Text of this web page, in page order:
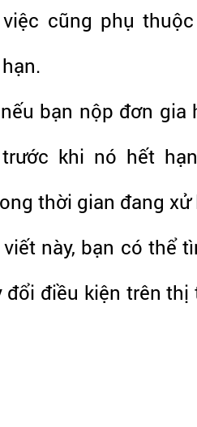
cũng phụ
bạn nộp đơn
khi nó hết
thời gian đang
này, bạn có thể
đổi điều kiện trên